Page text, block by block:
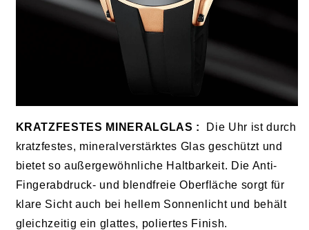
KRATZFESTES MINERALGLAS :
Die Uhr ist durch
kratzfestes, mineralverstärktes Glas geschützt und
bietet so außergewöhnliche Haltbarkeit. Die Anti-
Fingerabdruck- und blendfreie Oberfläche sorgt für
klare Sicht auch bei hellem Sonnenlicht und behält
gleichzeitig ein glattes, poliertes Finish.